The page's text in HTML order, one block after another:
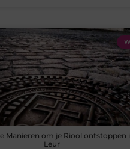
Manieren om je Riool ontstoppen
Leur